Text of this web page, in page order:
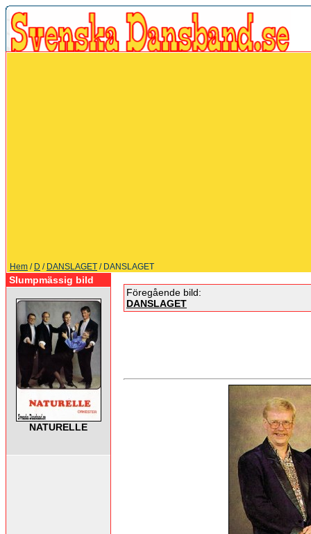
Hem / D / DANSLAGET / DANSLAGET
Slumpmässig bild
NATURELLE
Föregående bild:
DANSLAGET